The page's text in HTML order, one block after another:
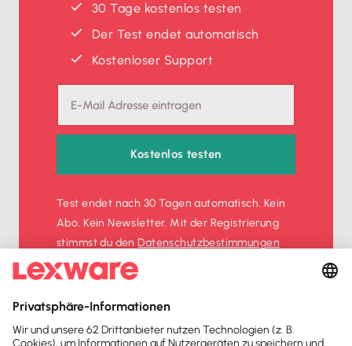
30 Tage kostenlos testen
Der Test endet automatisch
Kostenloser Support
Kostenlos testen
Test endet nach 30 Tagen automatisch. Kein
Abo. Kein Newsletter. Mit der Registrierung
stimmst du denDatenschutz­bestimmungen
und denAGBzu.
Sofort50%